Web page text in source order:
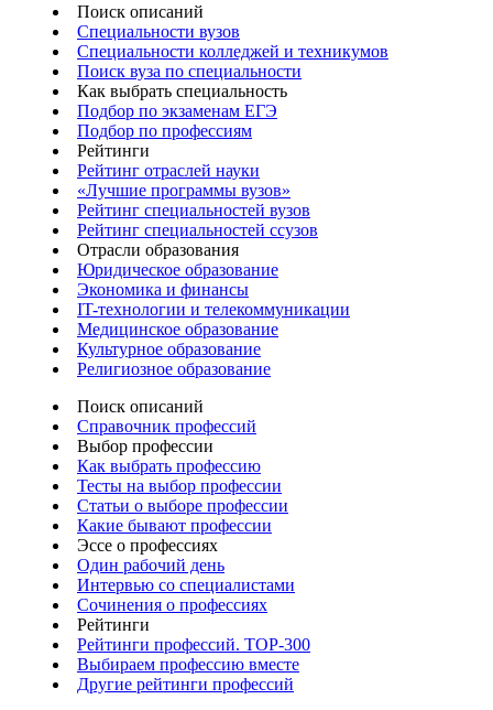
Поиск описаний
Специальности вузов
Специальности колледжей и техникумов
Поиск вуза по специальности
Как выбрать специальность
Подбор по экзаменам ЕГЭ
Подбор по профессиям
Рейтинги
Рейтинг отраслей науки
«Лучшие программы вузов»
Рейтинг специальностей вузов
Рейтинг специальностей ссузов
Отрасли образования
Юридическое образование
Экономика и финансы
IT-технологии и телекоммуникации
Медицинское образование
Культурное образование
Религиозное образование
Поиск описаний
Справочник профессий
Выбор профессии
Как выбрать профессию
Тесты на выбор профессии
Статьи о выборе профессии
Какие бывают профессии
Эссе о профессиях
Один рабочий день
Интервью со специалистами
Сочинения о профессиях
Рейтинги
Рейтинги профессий. TOP-300
Выбираем профессию вместе
Другие рейтинги профессий